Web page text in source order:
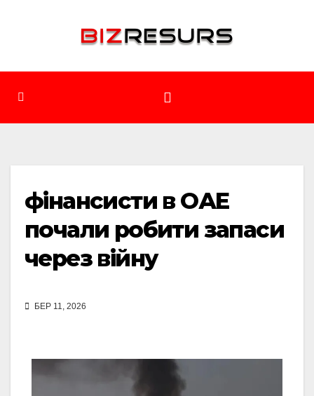
фінансисти в ОАЕ
почали робити запаси
через війну
БЕР 11, 2026